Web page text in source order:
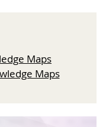
Maps
Maps